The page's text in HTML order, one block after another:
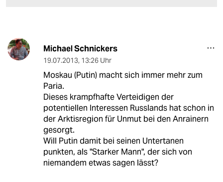
Michael Schnickers
19.07.2013, 13:26 Uhr
Moskau (Putin) macht sich immer mehr zum
Paria.
Dieses krampfhafte Verteidigen der
potentiellen Interessen Russlands hat schon in
der Arktisregion für Unmut bei den Anrainern
gesorgt.
Will Putin damit bei seinen Untertanen
punkten, als "Starker Mann", der sich von
niemandem etwas sagen lässt?